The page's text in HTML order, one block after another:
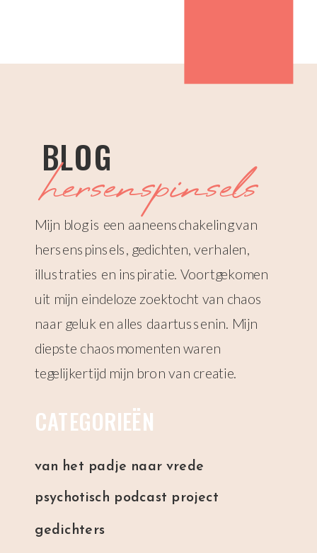
BLOG
hersenspinsels
Mijn blog is een aaneenschakeling van
hersenspinsels, gedichten, verhalen,
illustraties en inspiratie. Voortgekomen
uit mijn eindeloze zoektocht van chaos
naar geluk en alles daartussenin. Mijn
diepste chaosmomenten waren
tegelijkertijd mijn bron van creatie.
CATEGORIEËN
van het padje naar vrede
psychotisch podcast project
gedichters